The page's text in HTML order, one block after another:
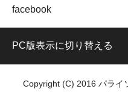
facebook
PC版表示に切り替える
Copyright (C) 2016 パライ